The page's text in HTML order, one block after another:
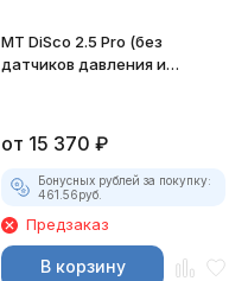
MT DiSco 2.5 Pro (без
датчиков давления и
от 15 370 ₽
Бонусных рублей за покупку:
461.56руб.
Предзаказ
В корзину